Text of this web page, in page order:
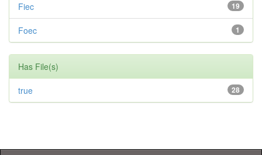
19
Fiec
1
Foec
Has File(s)
28
true